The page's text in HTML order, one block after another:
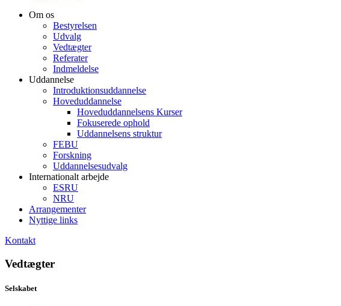
Om os
Bestyrelsen
Udvalg
Vedtægter
Referater
Indmeldelse
Uddannelse
Introduktionsuddannelse
Hoveduddannelse
Hoveduddannelsens Kurser
Fokuserede ophold
Uddannelsens struktur
FEBU
Forskning
Uddannelsesudvalg
Internationalt arbejde
ESRU
NRU
Arrangementer
Nyttige links
Kontakt
Vedtægter
Selskabet